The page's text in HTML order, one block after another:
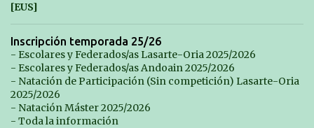
[EUS]
Inscripción temporada 25/26
- Escolares y Federados/as Lasarte-Oria 2025/2026
- Escolares y Federados/as Andoain 2025/2026
- Natación de Participación (Sin competición) Lasarte-Oria
2025/2026
- Natación Máster 2025/2026
- Toda la información